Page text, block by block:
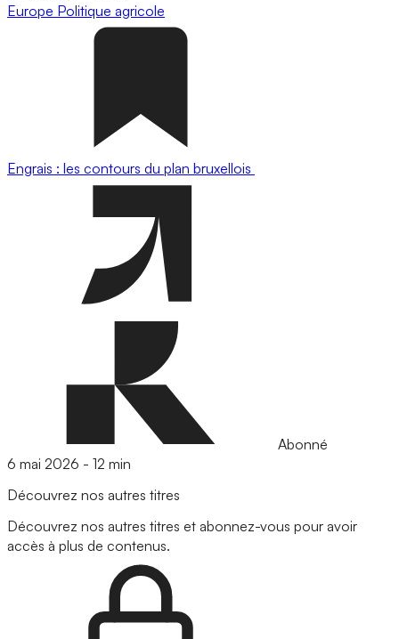
Europe Politique agricole
Engrais : les contours du plan bruxellois
Abonné
6 mai 2026 - 12 min
Découvrez nos autres titres
Découvrez nos autres titres et abonnez-vous pour avoir
accès à plus de contenus.